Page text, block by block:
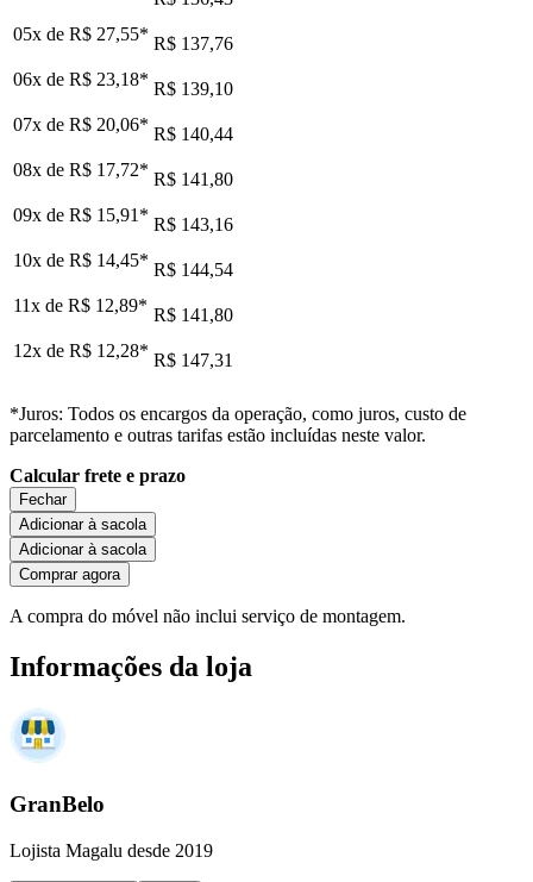
05x de R$ 27,55* R$ 137,76
06x de R$ 23,18* R$ 139,10
07x de R$ 20,06* R$ 140,44
08x de R$ 17,72* R$ 141,80
09x de R$ 15,91* R$ 143,16
10x de R$ 14,45* R$ 144,54
11x de R$ 12,89* R$ 141,80
12x de R$ 12,28* R$ 147,31
*Juros: Todos os encargos da operação, como juros, custo de
parcelamento e outras tarifas estão incluídas neste valor.
Calcular frete e prazo
Fechar
Adicionar à sacola
Adicionar à sacola
Comprar agora
A compra do móvel não inclui serviço de montagem.
Informações da loja
GranBelo
Lojista Magalu desde 2019